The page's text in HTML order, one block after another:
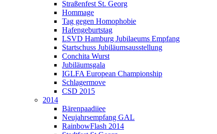
Straßenfest St. Georg
Hommage
Tag gegen Homophobie
Hafengeburtstag
LSVD Hamburg Jubilaeums Empfang
Startschuss Jubiläumsausstellung
Conchita Wurst
Jubiläumsgala
IGLFA European Championship
Schlagermove
CSD 2015
2014
Bärenpaadiiee
Neujahrsempfang GAL
RainbowFlash 2014